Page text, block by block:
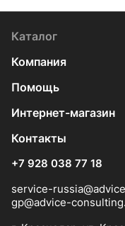
Каталог
Компания
Помощь
Интернет-магазин
Контакты
+7 928 038 77 18
service-
gp@advice-